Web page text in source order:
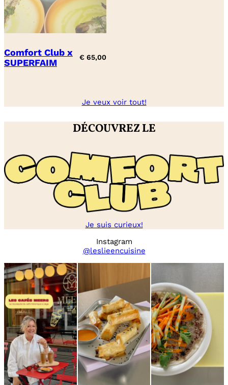
Comfort Club x
SUPERFAIM
€ 65,00
Je veux voir tout!
DÉCOUVREZ LE
Je suis curieux!
Instagram
@leslieencuisine